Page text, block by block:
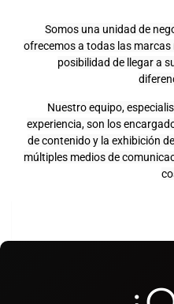
Somos una unidad de
ofrecemos a todas las
posibilidad de llegar a
Nuestro equipo,
experiencia, son los
de contenido y la exhibición
múltiples medios de